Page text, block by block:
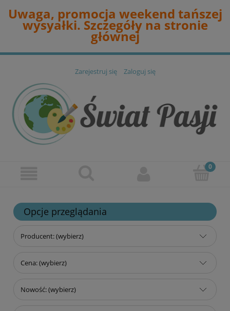
Uwaga, promocja weekend tańszej
wysyałki. Szczegóły na stronie
głównej
Zarejestruj się Zaloguj się
Opcje przeglądania
Producent: (wybierz)
Cena: (wybierz)
Nowość: (wybierz)